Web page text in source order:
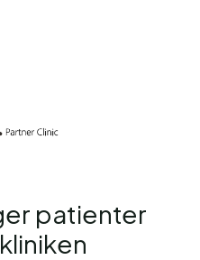
patienter